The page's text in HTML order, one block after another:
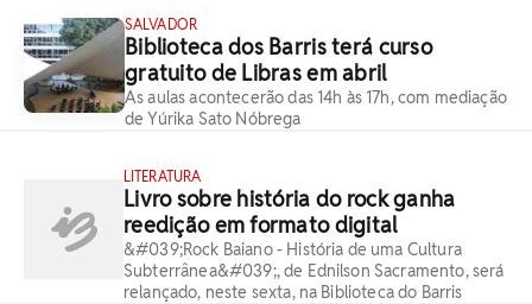
SALVADOR
Biblioteca dos Barris terá curso
gratuito de Libras em abril
As aulas acontecerão das 14h às 17h, com mediação
de Yúrika Sato Nóbrega
LITERATURA
Livro sobre história do rock ganha
reedição em formato digital
&#039;Rock Baiano - História de uma Cultura
Subterrânea&#039;, de Ednilson Sacramento, será
relançado, neste sexta, na Biblioteca do Barris